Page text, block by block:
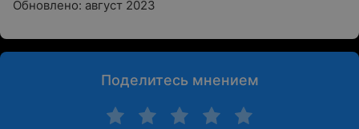
Обновлено: август 2023
Поделитесь мнением